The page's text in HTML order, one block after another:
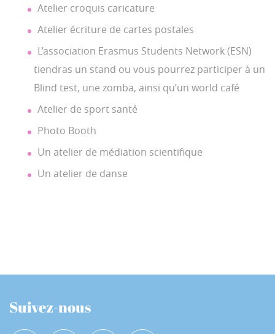
Atelier croquis caricature
Atelier écriture de cartes postales
L’association Erasmus Students Network (ESN)
tiendras un stand ou vous pourrez participer à un
Blind test, une zomba, ainsi qu’un world café
Atelier de sport santé
Photo Booth
Un atelier de médiation scientifique
Un atelier de danse
Suivez-nous